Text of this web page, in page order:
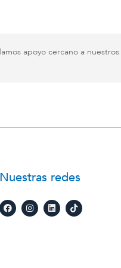
apoyo cercano a
Nuestras redes